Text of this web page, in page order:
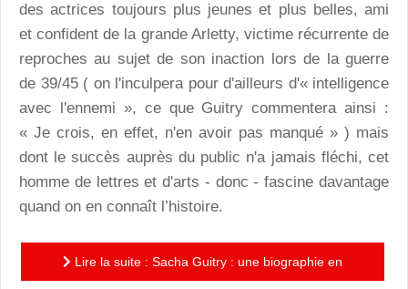
des actrices toujours plus jeunes et plus belles, ami
et confident de la grande Arletty, victime récurrente de
reproches au sujet de son inaction lors de la guerre
de 39/45 ( on l'inculpera pour d'ailleurs d'« intelligence
avec l'ennemi », ce que Guitry commentera ainsi :
« Je crois, en effet, n'en avoir pas manqué » ) mais
dont le succès auprès du public n'a jamais fléchi, cet
homme de lettres et d'arts - donc - fascine davantage
quand on en connaît l’histoire.
Lire la suite : Sacha Guitry : une biographie en